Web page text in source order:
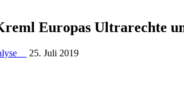
Europas Ultra­rechte
25. Juli 2019